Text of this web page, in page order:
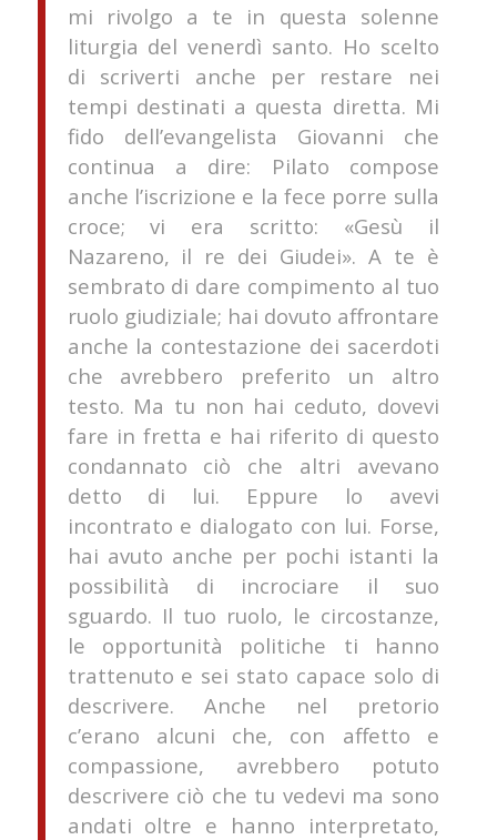
mi rivolgo a te in questa solenne
liturgia del venerdì santo. Ho scelto
di scriverti anche per restare nei
tempi destinati a questa diretta. Mi
fido dell’evangelista Giovanni che
continua a dire: Pilato compose
anche l’iscrizione e la fece porre sulla
croce; vi era scritto: «Gesù il
Nazareno, il re dei Giudei». A te è
sembrato di dare compimento al tuo
ruolo giudiziale; hai dovuto affrontare
anche la contestazione dei sacerdoti
che avrebbero preferito un altro
testo. Ma tu non hai ceduto, dovevi
fare in fretta e hai riferito di questo
condannato ciò che altri avevano
detto di lui. Eppure lo avevi
incontrato e dialogato con lui. Forse,
hai avuto anche per pochi istanti la
possibilità di incrociare il suo
sguardo. Il tuo ruolo, le circostanze,
le opportunità politiche ti hanno
trattenuto e sei stato capace solo di
descrivere. Anche nel pretorio
c’erano alcuni che, con affetto e
compassione, avrebbero potuto
descrivere ciò che tu vedevi ma sono
andati oltre e hanno interpretato,